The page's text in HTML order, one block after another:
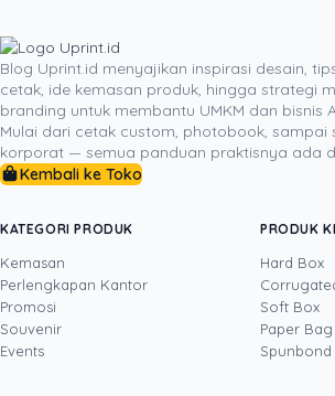
konsisten, apakah item unggulan
apakah materialnya sesuai trafik
hasil cetaknya sudah terasa
pelanggan. Untuk itu, Anda bisa
konsultasi spesifikasi bahan, ukuran,
kebutuhan desain bersama tim Uprint
bekerja untuk brand dan penjualan
DITULIS OLEH
Blog Uprint.id menyajikan inspirasi desain,
cetak, ide kemasan produk, hingga strategi
branding untuk membantu UMKM dan bisnis
Mulai dari cetak custom, photobook, sampai
korporat — semua panduan praktisnya ada
Kembali ke Toko
KATEGORI PRODUK
Kemasan
Perlengkapan Kantor
Promosi
Souvenir
Events
PRODUK
Hard Box
Soft Box
Paper Bag
Spunbond